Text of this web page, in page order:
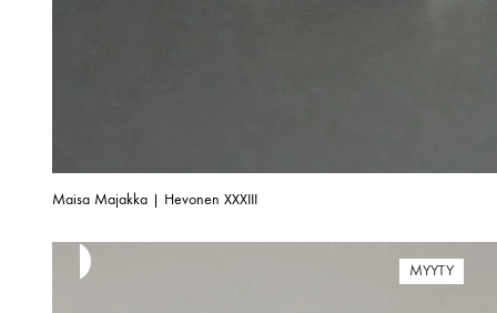
Maisa Majakka | Hevonen XXXIII
MYYTY